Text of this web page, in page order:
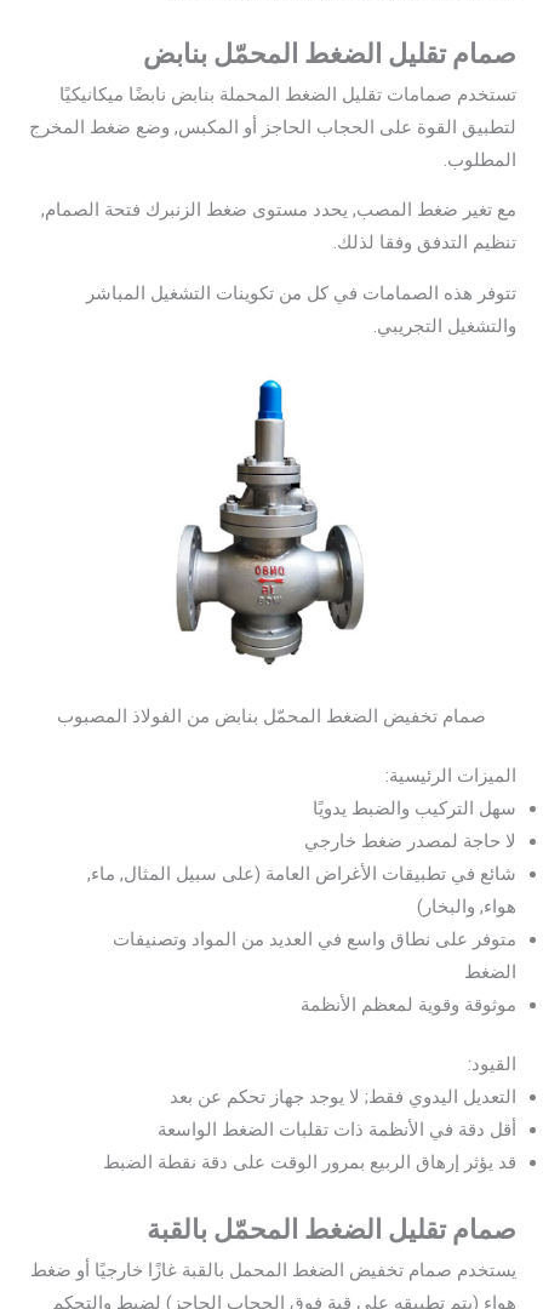
صمام تقليل الضغط المحمّل بنابض
تستخدم صمامات تقليل الضغط المحملة بنابض نابضًا ميكانيكيًا
لتطبيق القوة على الحجاب الحاجز أو المكبس, وضع ضغط المخرج
المطلوب.
مع تغير ضغط المصب, يحدد مستوى ضغط الزنبرك فتحة الصمام,
تنظيم التدفق وفقا لذلك.
تتوفر هذه الصمامات في كل من تكوينات التشغيل المباشر
والتشغيل التجريبي.
صمام تخفيض الضغط المحمّل بنابض من الفولاذ المصبوب
الميزات الرئيسية:
سهل التركيب والضبط يدويًا
لا حاجة لمصدر ضغط خارجي
شائع في تطبيقات الأغراض العامة (على سبيل المثال, ماء,
هواء, والبخار)
متوفر على نطاق واسع في العديد من المواد وتصنيفات
الضغط
موثوقة وقوية لمعظم الأنظمة
القيود:
التعديل اليدوي فقط; لا يوجد جهاز تحكم عن بعد
أقل دقة في الأنظمة ذات تقلبات الضغط الواسعة
قد يؤثر إرهاق الربيع بمرور الوقت على دقة نقطة الضبط
صمام تقليل الضغط المحمّل بالقبة
يستخدم صمام تخفيض الضغط المحمل بالقبة غازًا خارجيًا أو ضغط
هواء (يتم تطبيقه على قبة فوق الحجاب الحاجز) لضبط والتحكم